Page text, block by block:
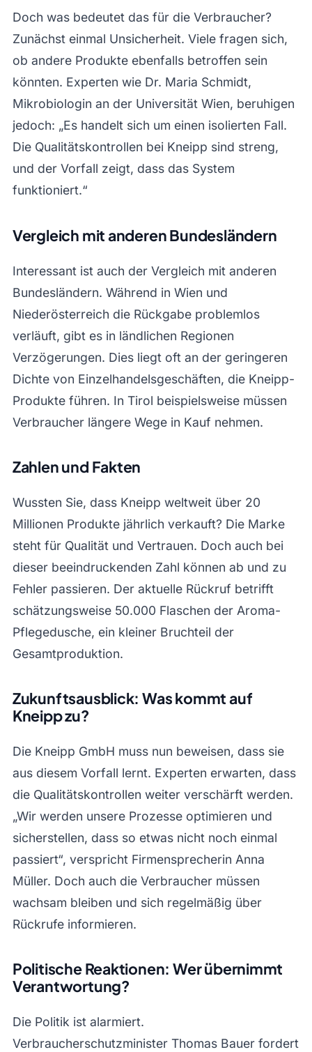
Doch was bedeutet das für die Verbraucher?
Zunächst einmal Unsicherheit. Viele fragen sich,
ob andere Produkte ebenfalls betroffen sein
könnten. Experten wie Dr. Maria Schmidt,
Mikrobiologin an der Universität Wien, beruhigen
jedoch: „Es handelt sich um einen isolierten Fall.
Die Qualitätskontrollen bei Kneipp sind streng,
und der Vorfall zeigt, dass das System
funktioniert.“
Vergleich mit anderen Bundesländern
Interessant ist auch der Vergleich mit anderen
Bundesländern. Während in Wien und
Niederösterreich die Rückgabe problemlos
verläuft, gibt es in ländlichen Regionen
Verzögerungen. Dies liegt oft an der geringeren
Dichte von Einzelhandelsgeschäften, die Kneipp-
Produkte führen. In Tirol beispielsweise müssen
Verbraucher längere Wege in Kauf nehmen.
Zahlen und Fakten
Wussten Sie, dass Kneipp weltweit über 20
Millionen Produkte jährlich verkauft? Die Marke
steht für Qualität und Vertrauen. Doch auch bei
dieser beeindruckenden Zahl können ab und zu
Fehler passieren. Der aktuelle Rückruf betrifft
schätzungsweise 50.000 Flaschen der Aroma-
Pflegedusche, ein kleiner Bruchteil der
Gesamtproduktion.
Zukunftsausblick: Was kommt auf
Kneipp zu?
Die Kneipp GmbH muss nun beweisen, dass sie
aus diesem Vorfall lernt. Experten erwarten, dass
die Qualitätskontrollen weiter verschärft werden.
„Wir werden unsere Prozesse optimieren und
sicherstellen, dass so etwas nicht noch einmal
passiert“, verspricht Firmensprecherin Anna
Müller. Doch auch die Verbraucher müssen
wachsam bleiben und sich regelmäßig über
Rückrufe informieren.
Politische Reaktionen: Wer übernimmt
Verantwortung?
Die Politik ist alarmiert.
Verbraucherschutzminister Thomas Bauer fordert